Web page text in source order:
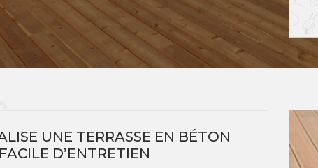
UNE TERRASSE EN BÉTON
D’ENTRETIEN